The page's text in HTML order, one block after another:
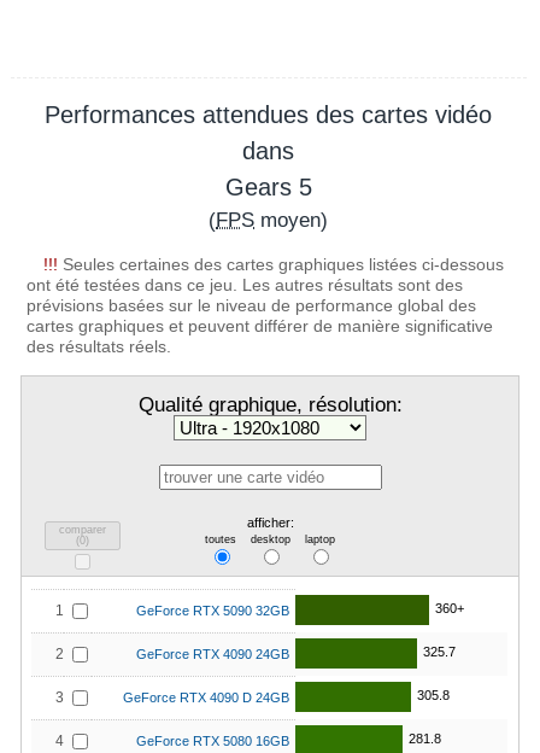
Performances attendues des cartes vidéo
dans
Gears 5
(FPS moyen)
!!! Seules certaines des cartes graphiques listées ci-dessous
ont été testées dans ce jeu. Les autres résultats sont des
prévisions basées sur le niveau de performance global des
cartes graphiques et peuvent différer de manière significative
des résultats réels.
Qualité graphique, résolution:
comparer
(0)
afficher:
toutes desktop laptop
1 GeForce RTX 5090 32GB 360+
2 GeForce RTX 4090 24GB 325.7
3 GeForce RTX 4090 D 24GB 305.8
4 GeForce RTX 5080 16GB 281.8